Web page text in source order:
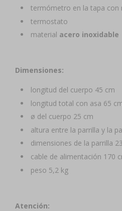
termómetro en la tapa con
termostato
material acero inoxidable
Dimensiones:
longitud del cuerpo 45 cm
longitud total con asa 65
ø del cuerpo 25 cm
altura entre la parrilla y la
dimensiones de la parrilla
cable de alimentación 170
peso 5,2 kg
Atención: